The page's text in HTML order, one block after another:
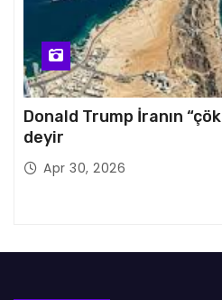
Donald Trump İranın
deyir
Apr 30, 2026